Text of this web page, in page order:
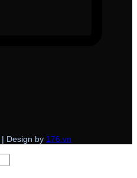
| Design by 176.vn